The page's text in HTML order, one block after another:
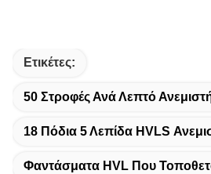
Ετικέτες:
50 Στροφές Ανά Λεπτό
18 Πόδια 5 Λεπίδα HVLS
Φαντάσματα HVL Που